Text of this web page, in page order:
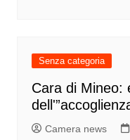
Senza categoria
Cara di Mineo:
Camera news